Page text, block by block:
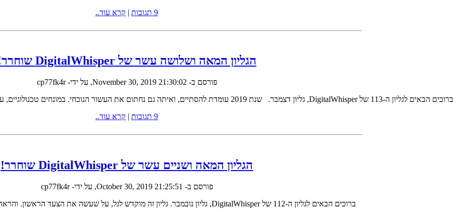
9 תגובות
| קרא עוד..
הגליון המאה ושלושה עשר של DigitalWhisper שוחרר!
פורסם ב- November 30, 2019 21:30:02, על ידי- cp77fk4r
ברוכים הבאים לגליון ה-113 של DigitalWhisper, גליון דצמבר. שנת 2019 עומדת להסתיים, ואיתה גם נחתום את העשור הנוכחי. במונחים טכנולוגיים, עשור זה פרק זמן אסטרונומי. בפרק הזמן כזה, האינטרנט כמו שאנחנו ..
9 תגובות
| קרא עוד..
הגליון המאה ושניים עשר של DigitalWhisper שוחרר!
פורסם ב- October 30, 2019 21:25:51, על ידי- cp77fk4r
ברוכים הבאים לגליון ה-112 של DigitalWhisper, גליון נובמבר. גליון זה מוקדש לגל, על שעשה את הצעד הראשון. והראה לנו את הדרך. &nbs..